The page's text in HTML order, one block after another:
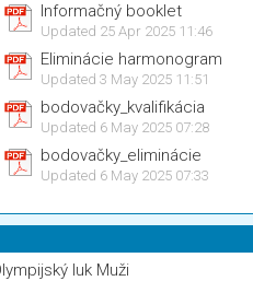
Informačný booklet
Updated 25 Apr 2025 11:46
Eliminácie harmonogram
Updated 3 May 2025 11:51
bodovačky_kvalifikácia
Updated 6 May 2025 07:28
bodovačky_eliminácie
Updated 6 May 2025 07:33
luk Muži